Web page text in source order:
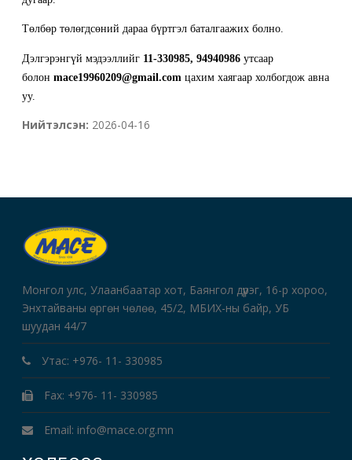
Төлбөр төлөгдсөний дараа бүртгэл баталгаажих болно.
Дэлгэрэнгүй мэдээллийг 11-330985, 94940986 утсаар
болонmace19960209@gmail.com цахим хаягаар холбогдож авна
уу.
Нийтэлсэн: 2026-04-16
Монгол улс, Улаанбаатар хот, Баянгол дүүрэг, 16-р хороо,
Энхтайваны өргөн чөлөө, 45/2, МБИХ-ны байр, УБ
шуудан 44/7
Утас: +976- 11- 330985
Fax: +976- 11- 330985
Email: info@mace.org.mn